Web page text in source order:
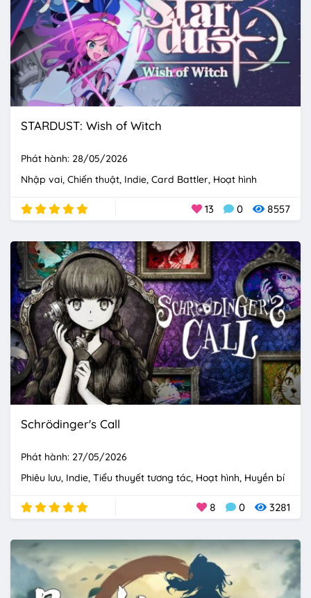
STARDUST: Wish of Witch
Phát hành: 28/05/2026
Nhập vai Chiến thuật Indie Card Battler Hoạt hình
13 0 8557
Schrödinger's Call
Phát hành: 27/05/2026
Phiêu lưu Indie Tiểu thuyết tương tác Hoạt hình Huyền bí
8 0 3281